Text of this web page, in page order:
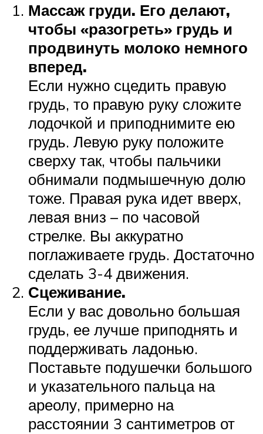
Массаж груди. Его делают,
чтобы «разогреть» грудь и
продвинуть молоко немного
вперед.
Если нужно сцедить правую
грудь, то правую руку сложите
лодочкой и приподнимите ею
грудь. Левую руку положите
сверху так, чтобы пальчики
обнимали подмышечную долю
тоже. Правая рука идет вверх,
левая вниз – по часовой
стрелке. Вы аккуратно
поглаживаете грудь. Достаточно
сделать 3-4 движения.
Сцеживание.
Если у вас довольно большая
грудь, ее лучше приподнять и
поддерживать ладонью.
Поставьте подушечки большого
и указательного пальца на
ареолу, примерно на
расстоянии 3 сантиметров от